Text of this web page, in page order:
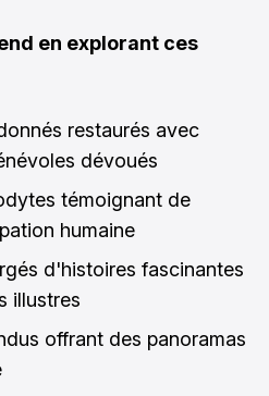
en explorant ces
restaurés avec
dévoués
témoignant de
humaine
d'histoires fascinantes
illustres
offrant des panoramas